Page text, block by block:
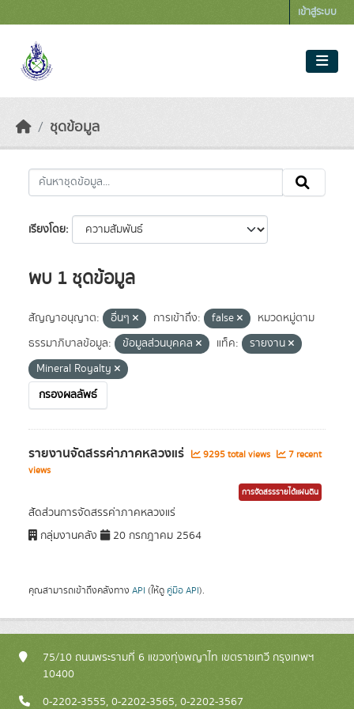
เข้าสู่ระบบ
ชุดข้อมูล
เรียงโดย
พบ 1 ชุดข้อมูล
สัญญาอนุญาต: อื่นๆ การเข้าถึง: false
หมวดหมู่ตาม
ธรรมาภิบาลข้อมูล:
ข้อมูลส่วนบุคคล แท็ค:
รายงาน
Mineral Royalty
กรองผลลัพธ์
รายงานจัดสรรค่าภาคหลวงแร่ 9295 total views
7 recent
views
การจัดสรรรายได้แผ่นดิน
สัดส่วนการจัดสรรค่าภาคหลวงแร่
กลุ่มงานคลัง
20 กรกฎาคม 2564
คุณสามารถเข้าถึงคลังทาง API (ให้ดู คู่มือ API).
75/10 ถนนพระรามที่ 6 แขวงทุ่งพญาไท เขตราชเทวี กรุงเทพฯ
10400
0-2202-3555, 0-2202-3565, 0-2202-3567